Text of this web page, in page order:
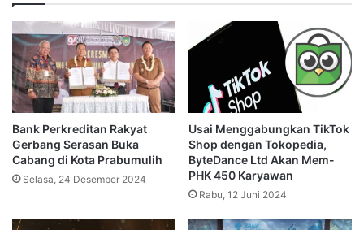
Bank Perkreditan Rakyat
Gerbang Serasan Buka
Cabang di Kota Prabumulih
Selasa, 24 Desember 2024
Usai Menggabungkan TikTok
Shop dengan Tokopedia,
ByteDance Ltd Akan Mem-
PHK 450 Karyawan
Rabu, 12 Juni 2024